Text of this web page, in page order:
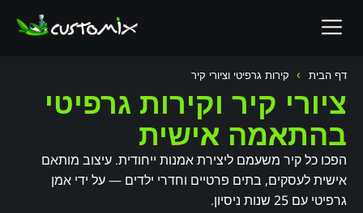
דף הבית › קירות גרפיטי וציורי קיר
ציורי קיר וקירות גרפיטי
בהתאמה אישית
הפכו כל קיר משעמם ליצירת אמנות ייחודית. עיצוב מותאם
אישית לעסקים, בתים פרטיים וחדרי ילדים — על ידי אמן
גרפיטי עם 25 שנות ניסיון.